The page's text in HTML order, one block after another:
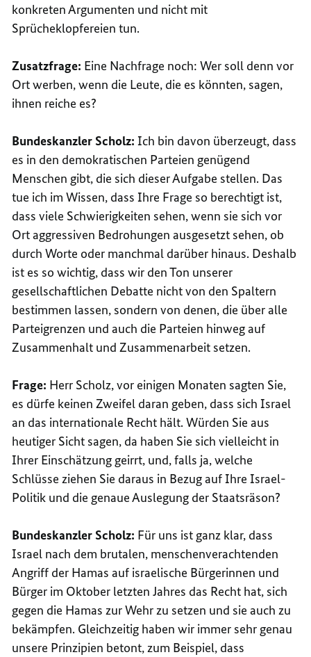
konkreten Argumenten und nicht mit
Sprücheklopfereien tun.
Zusatzfrage: Eine Nachfrage noch: Wer soll denn vor
Ort werben, wenn die Leute, die es könnten, sagen,
ihnen reiche es?
Bundeskanzler Scholz: Ich bin davon überzeugt, dass
es in den demokratischen Parteien genügend
Menschen gibt, die sich dieser Aufgabe stellen. Das
tue ich im Wissen, dass Ihre Frage so berechtigt ist,
dass viele Schwierigkeiten sehen, wenn sie sich vor
Ort aggressiven Bedrohungen ausgesetzt sehen, ob
durch Worte oder manchmal darüber hinaus. Deshalb
ist es so wichtig, dass wir den Ton unserer
gesellschaftlichen Debatte nicht von den Spaltern
bestimmen lassen, sondern von denen, die über alle
Parteigrenzen und auch die Parteien hinweg auf
Zusammenhalt und Zusammenarbeit setzen.
Frage: Herr Scholz, vor einigen Monaten sagten Sie,
es dürfe keinen Zweifel daran geben, dass sich Israel
an das internationale Recht hält. Würden Sie aus
heutiger Sicht sagen, da haben Sie sich vielleicht in
Ihrer Einschätzung geirrt, und, falls ja, welche
Schlüsse ziehen Sie daraus in Bezug auf Ihre Israel-
Politik und die genaue Auslegung der Staatsräson?
Bundeskanzler Scholz: Für uns ist ganz klar, dass
Israel nach dem brutalen, menschenverachtenden
Angriff der Hamas auf israelische Bürgerinnen und
Bürger im Oktober letzten Jahres das Recht hat, sich
gegen die Hamas zur Wehr zu setzen und sie auch zu
bekämpfen. Gleichzeitig haben wir immer sehr genau
unsere Prinzipien betont, zum Beispiel, dass